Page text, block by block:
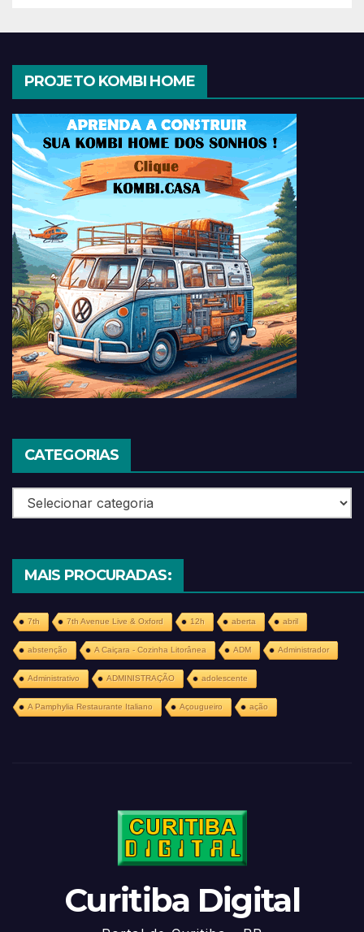
PROJETO KOMBI HOME
CATEGORIAS
Categorias
MAIS PROCURADAS:
7th 7th Avenue Live & Oxford 12h aberta abril
abstenção A Caiçara - Cozinha Litorânea ADM Administrador
Administrativo ADMINISTRAÇÃO adolescente
A Pamphylia Restaurante Italiano Açougueiro ação
Curitiba Digital